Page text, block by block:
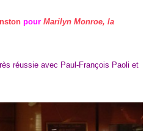
pour Marilyn Monroe, la
réussie avec Paul-François Paoli et